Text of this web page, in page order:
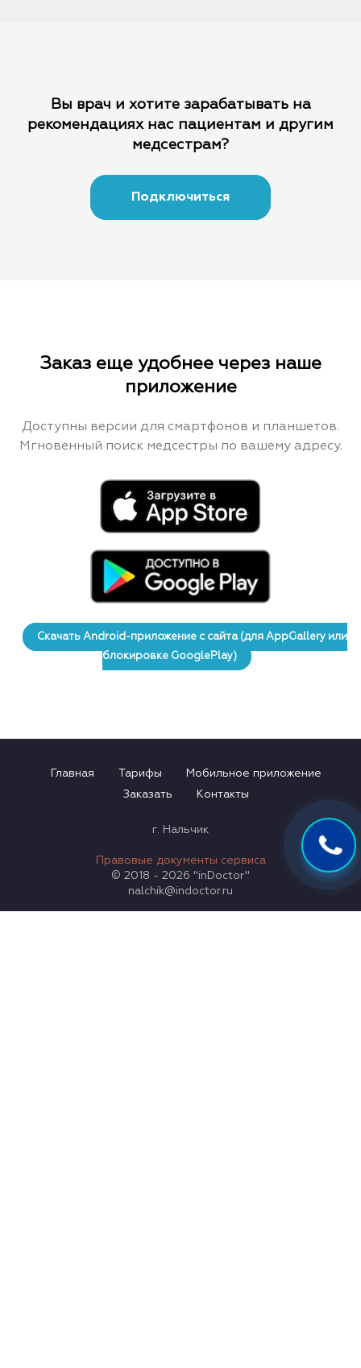
Вы врач и хотите зарабатывать на
рекомендациях нас пациентам и другим
медсестрам?
Подключиться
Заказ еще удобнее через наше
приложение
Доступны версии для смартфонов и планшетов.
Мгновенный поиск медсестры по вашему адресу.
Скачать Android-приложение с сайта (для AppGallery или
блокировке GooglePlay)
Главная Тарифы
Мобильное приложение
Заказать
Контакты
г. Нальчик
Правовые документы сервиса
© 2018 - 2026 "inDoctor"
nalchik@indoctor.ru